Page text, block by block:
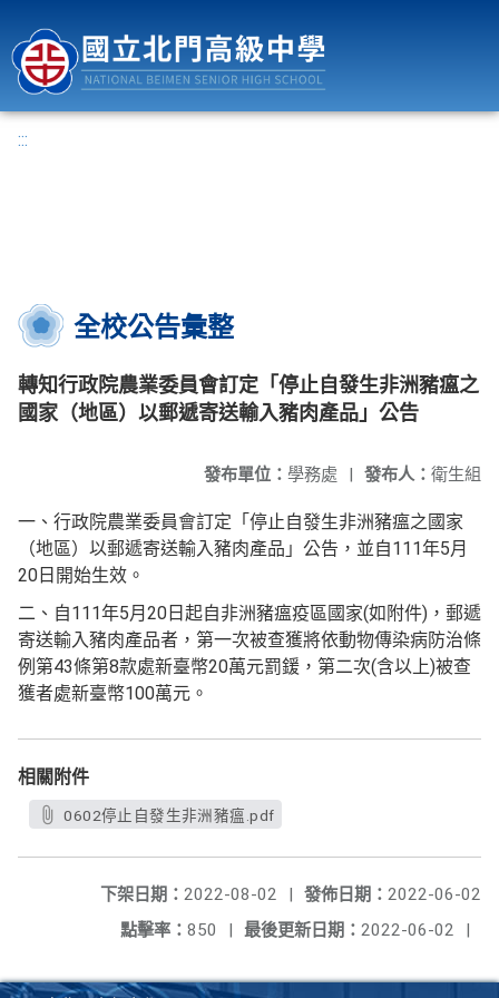
:::
全校公告彙整
轉知行政院農業委員會訂定「停止自發生非洲豬瘟之
國家（地區）以郵遞寄送輸入豬肉產品」公告
發布人： 衛生組
發布單位： 學務處 |
一、行政院農業委員會訂定「停止自發生非洲豬瘟之國家
（地區）以郵遞寄送輸入豬肉產品」公告，並自111年5月
20日開始生效。
二、自111年5月20日起自非洲豬瘟疫區國家(如附件)，郵遞
寄送輸入豬肉產品者，第一次被查獲將依動物傳染病防治條
例第43條第8款處新臺幣20萬元罰鍰，第二次(含以上)被查
獲者處新臺幣100萬元。
相關附件
0602停止自發生非洲豬瘟.pdf
發佈日期： 2022-06-02
下架日期： 2022-08-02
|
最後更新日期： 2022-06-02 |
點擊率： 850 |